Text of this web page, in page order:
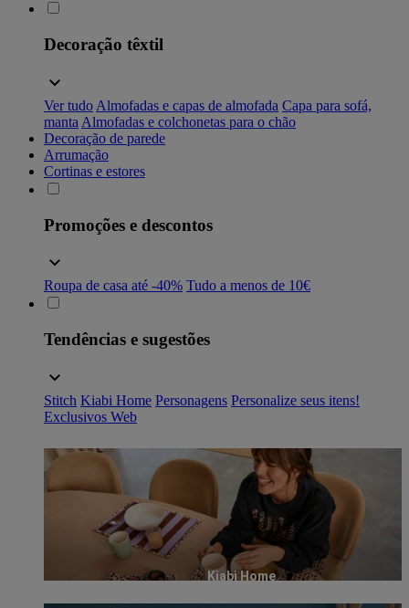
Decoração têxtil
Ver tudo Almofadas e capas de almofada Capa para sofá,
manta Almofadas e colchonetas para o chão
Decoração de parede
Arrumação
Cortinas e estores
Promoções e descontos
Roupa de casa até -40% Tudo a menos de 10€
Tendências e sugestões
Stitch Kiabi Home Personagens Personalize seus itens!
Exclusivos Web
Kiabi Home